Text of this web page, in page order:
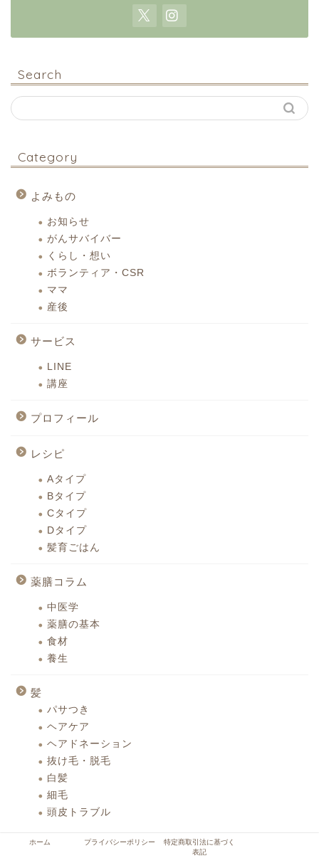
Search
Category
よみもの
お知らせ
がんサバイバー
くらし・想い
ボランティア・CSR
ママ
産後
サービス
LINE
講座
プロフィール
レシピ
Aタイプ
Bタイプ
Cタイプ
Dタイプ
髪育ごはん
薬膳コラム
中医学
薬膳の基本
食材
養生
髪
パサつき
ヘアケア
ヘアドネーション
抜け毛・脱毛
白髪
細毛
頭皮トラブル
パサつき・枝毛
ホーム プライバシーポリシー
特定商取引法に基づく
表記